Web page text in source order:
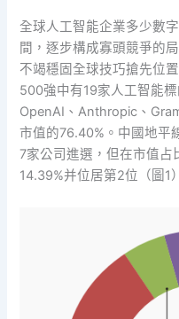
全球人工智能企業多少數
間，逐步構成寡頭競爭的
不竭穩固全球技巧搶先位
500強中有19家人工智能
OpenAI、Anthropic、
市值的76.40%。中國地平
7家公司進選，但在市值
14.39%并位居第2位（圖1